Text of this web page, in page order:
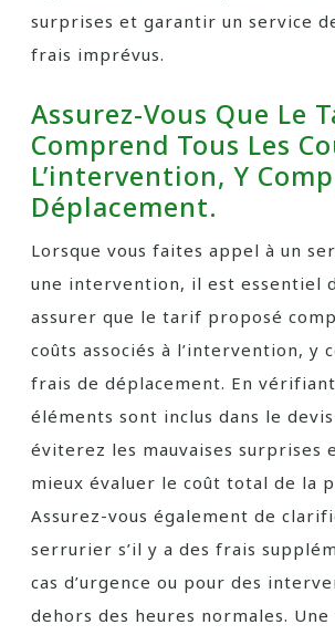
surprises et garantir un service
frais imprévus.
Assurez-Vous Que Le
Comprend Tous Les
L’intervention, Y
Déplacement.
Lorsque vous faites appel à un
une intervention, il est essentiel
assurer que le tarif proposé
coûts associés à l’intervention, y
frais de déplacement. En
éléments sont inclus dans le
éviterez les mauvaises surprises
mieux évaluer le coût total de la
Assurez-vous également de
serrurier s’il y a des frais
cas d’urgence ou pour des
dehors des heures normales.